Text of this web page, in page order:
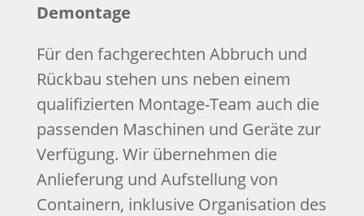
Demontage
Für den fachgerechten Abbruch und
Rückbau stehen uns neben einem
qualifizierten Montage-Team auch die
passenden Maschinen und Geräte zur
Verfügung. Wir übernehmen die
Anlieferung und Aufstellung von
Containern, inklusive Organisation des